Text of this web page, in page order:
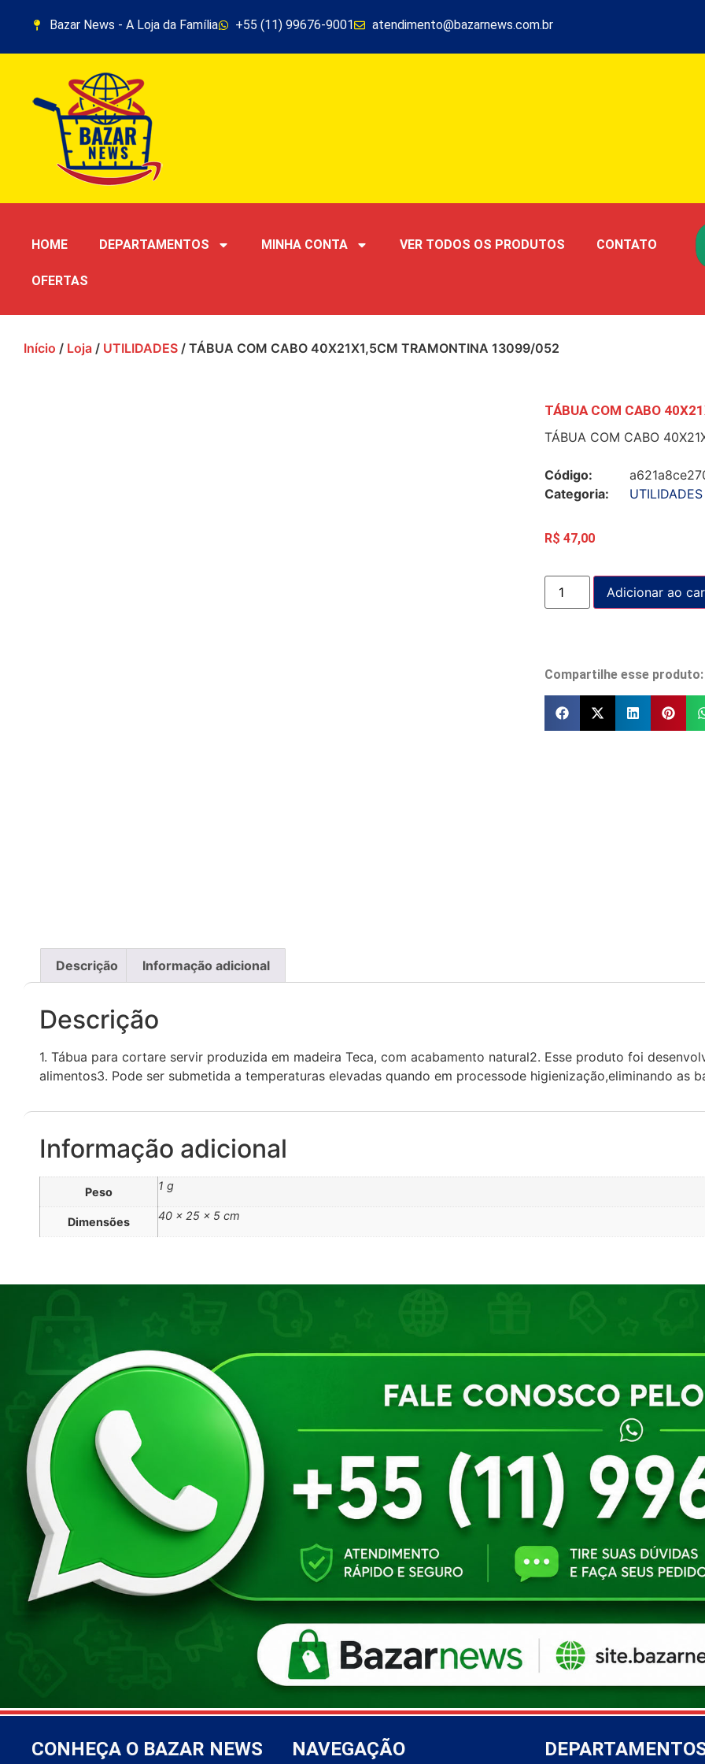
Bazar News - A Loja da Família +55 (11) 99676-9001 atendimento@bazarnews.com.br
HOME DEPARTAMENTOS MINHA CONTA VER TODOS OS PRODUTOS CONTATO
OFERTAS
Início / Loja / UTILIDADES / TÁBUA COM CABO 40X21X1,5CM TRAMONTINA 13099/052
TÁBUA COM CABO
TÁBUA COM CABO
Código:
Categoria:
UTILIDADES
R$ 47,00
Adicionar ao
Compartilhe esse produto:
Descrição Informação adicional
Descrição
1. Tábua para cortare servir produzida em madeira Teca, com acabamento natural2. Esse produto foi
alimentos3. Pode ser submetida a temperaturas elevadas quando em processode higienização,eliminando as
Informação adicional
Peso 1 g
Dimensões 40 × 25 × 5 cm
CONHEÇA O BAZAR NEWS NAVEGAÇÃO